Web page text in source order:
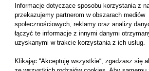
wejście na odpowiedni poziom
łatwiejsze.
Pamiętaj o regeneracji
Regeneracja jest niezwykle ważna -
Informacje dotyczące sposobu korzystania z
przekazujemy partnerom w obszarach mediów
społecznościowych, reklamy oraz analizy
łączyć te informacje z innymi danymi
uzyskanymi w trakcie korzystania z ich usług.
Klikając “Akceptuję wszystkie“, zgadzasz się